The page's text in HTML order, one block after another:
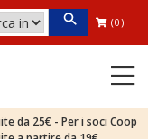
(0)
da 25€ - Per i soci Coop